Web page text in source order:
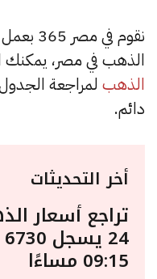
نقوم
الذهب في مصر، يمكنك
الذهب لمراجعة
دائم.
أخر التحديثات
تراجع أسعار
09:15 مساءًا